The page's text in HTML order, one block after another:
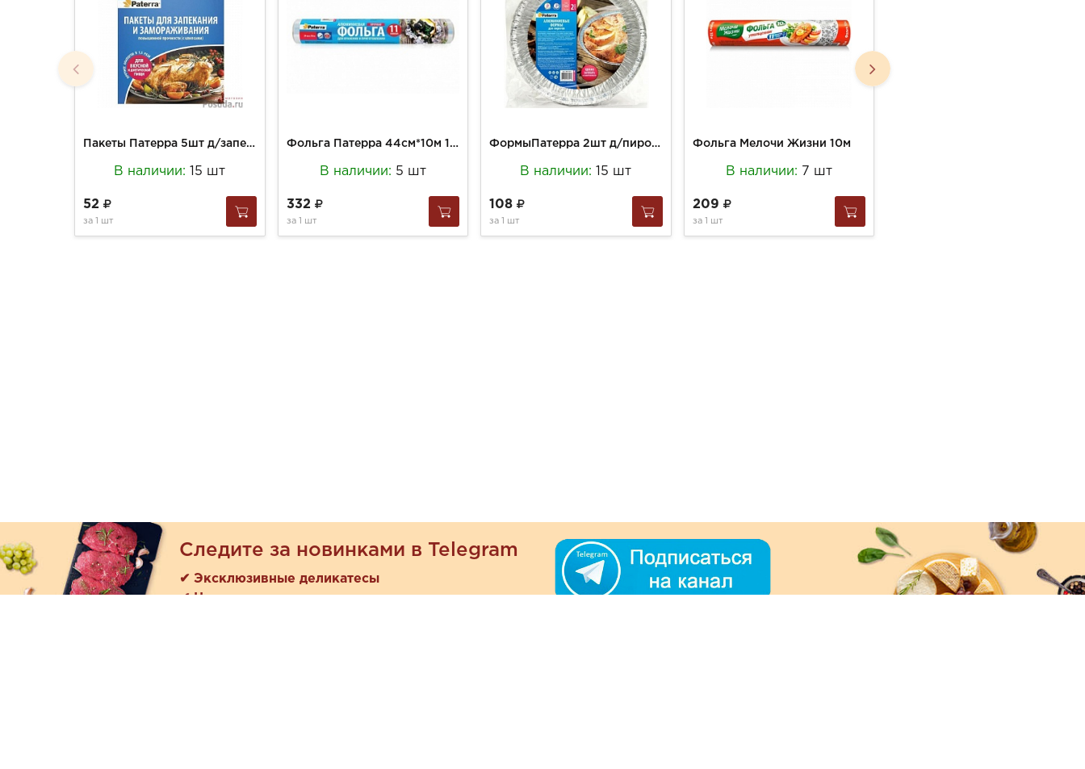
Пакеты Патерра 5шт д/запекания и замораживания с клипсами
В наличии: 15 шт
52
за 1 шт
Фольга Патерра 44см*10м 11мкм пищевая прочная
В наличии: 5 шт
332
за 1 шт
ФормыПатерра 2шт д/пирогов 2 шт(402-850)
В наличии: 15 шт
108
за 1 шт
Фольга Мелочи Жизни 10м
В наличии: 7 шт
209
за 1 шт
Следите за новинками в Telegram
✔ Эксклюзивные деликатесы
✔ Новые поступления